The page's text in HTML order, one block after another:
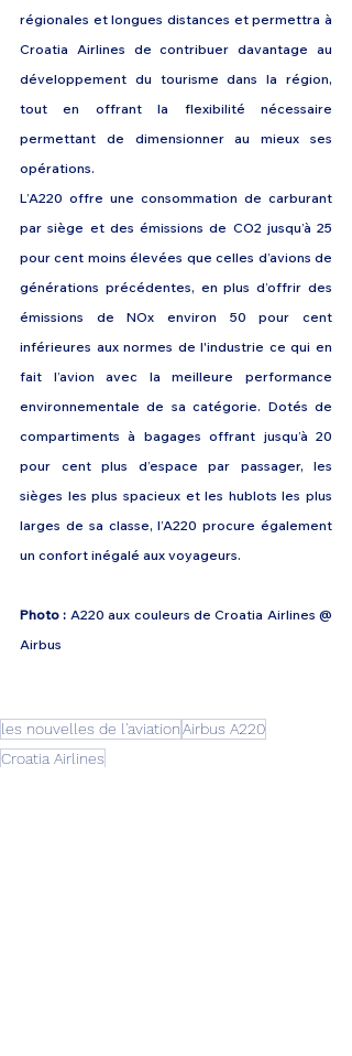
régionales et longues distances et permettra à
Croatia Airlines de contribuer davantage au
développement du tourisme dans la région,
tout en offrant la flexibilité nécessaire
permettant de dimensionner au mieux ses
opérations.
L’A220 offre une consommation de carburant
par siège et des émissions de CO2 jusqu’à 25
pour cent moins élevées que celles d’avions de
générations précédentes, en plus d’offrir des
émissions de NOx environ 50 pour cent
inférieures aux normes de l'industrie ce qui en
fait l’avion avec la meilleure performance
environnementale de sa catégorie. Dotés de
compartiments à bagages offrant jusqu’à 20
pour cent plus d’espace par passager, les
sièges les plus spacieux et les hublots les plus
larges de sa classe, l’A220 procure également
un confort inégalé aux voyageurs.
Photo : A220 aux couleurs de Croatia Airlines @
Airbus
les nouvelles de l'aviationAirbus A220
Croatia Airlines